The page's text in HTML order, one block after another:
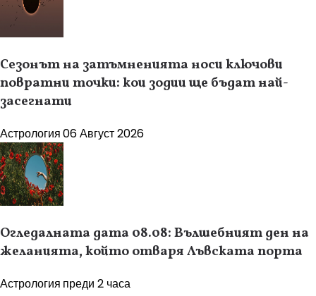
Сезонът на затъмненията носи ключови
повратни точки: кои зодии ще бъдат най-
засегнати
Астрология06 Август 2026
Огледалната дата 08.08: Вълшебният ден на
желанията, който отваря Лъвската порта
Астрология преди 2 часа